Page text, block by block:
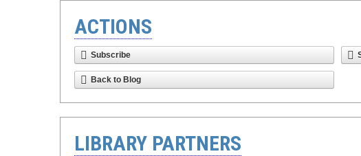
ACTIONS
Subscribe
Back to Blog
LIBRARY PARTNERS